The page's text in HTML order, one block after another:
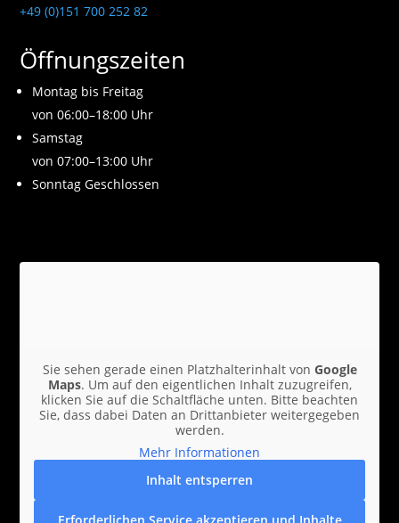
+49 (0)151 700 252 82
Öffnungszeiten
Montag bis Freitag
von 06:00–18:00 Uhr
Samstag
von 07:00–13:00 Uhr
Sonntag Geschlossen
Sie sehen gerade einen Platzhalterinhalt von Google
Maps. Um auf den eigentlichen Inhalt zuzugreifen,
klicken Sie auf die Schaltfläche unten. Bitte beachten
Sie, dass dabei Daten an Drittanbieter weitergegeben
werden.
Mehr Informationen
Inhalt entsperren